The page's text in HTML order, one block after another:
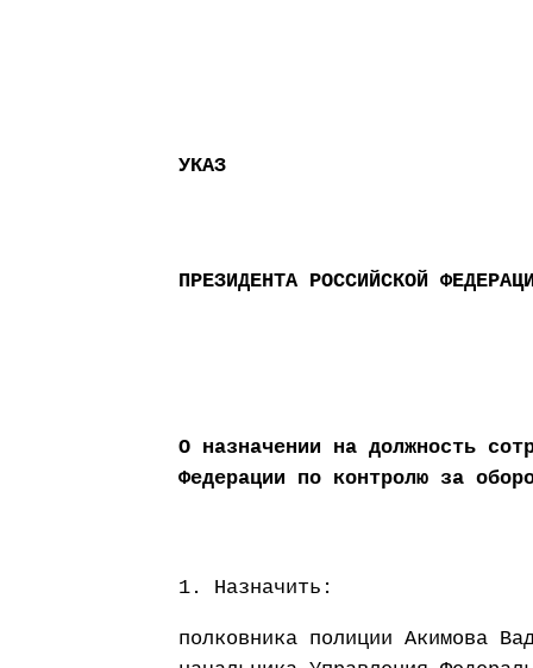
УКАЗ
ПРЕЗИДЕНТА РОССИЙСКОЙ
О назначении на должность
Федерации по контролю за
1. Назначить:
полковника полиции Акимова